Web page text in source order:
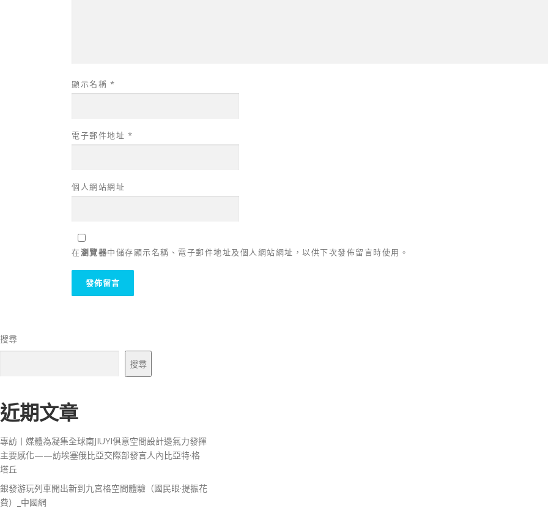
顯示名稱 *
電子郵件地址 *
個人網站網址
在瀏覽器中儲存顯示名稱、電子郵件地址及個人網站網址，以供下次發佈留言時使用。
搜尋
搜尋
近期文章
專訪丨媒體為凝集全球南JIUYI俱意空間設計邊氣力發揮
主要感化——訪埃塞俄比亞交際部發言人內比亞特·格
塔丘
銀發游玩列車開出新到九宮格空間體驗（國民眼·提振花
費）_中國網